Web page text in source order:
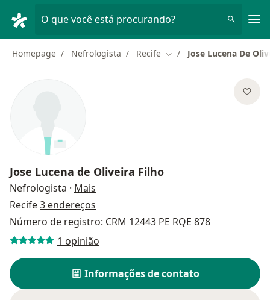
O que você está procurando?
Homepage Nefrologista Recife Mudar de cidade
Jose Lucena De
Jose Lucena de Oliveira Filho
Nefrologista · Mais
Recife3 endereços
Número de registro: CRM 12443 PE RQE 878
1 opinião
Informações de contato